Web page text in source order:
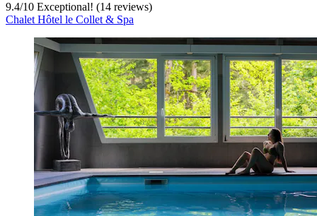
9.4/10 Exceptional! (14 reviews)
Chalet Hôtel le Collet & Spa